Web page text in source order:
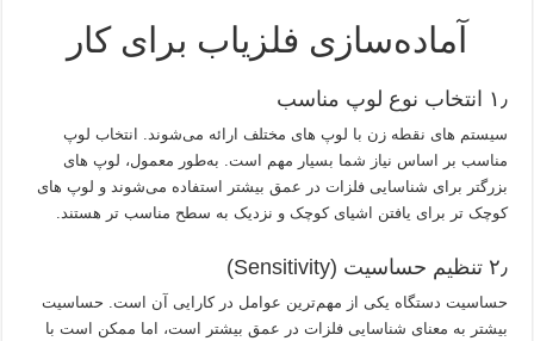
آماده‌سازی فلزیاب برای کار
۱٫ انتخاب نوع لوپ مناسب
سیستم های نقطه‌ زن با لوپ‌ های مختلف ارائه می‌شوند. انتخاب لوپ
مناسب بر اساس نیاز شما بسیار مهم است. به‌طور معمول، لوپ‌ های
بزرگتر برای شناسایی فلزات در عمق بیشتر استفاده می‌شوند و لوپ‌ های
کوچک‌ تر برای یافتن اشیای کوچک و نزدیک به سطح مناسب‌ تر هستند.
۲٫ تنظیم حساسیت (Sensitivity)
حساسیت دستگاه یکی از مهم‌ترین عوامل در کارایی آن است. حساسیت
بیشتر به معنای شناسایی فلزات در عمق بیشتر است، اما ممکن است با